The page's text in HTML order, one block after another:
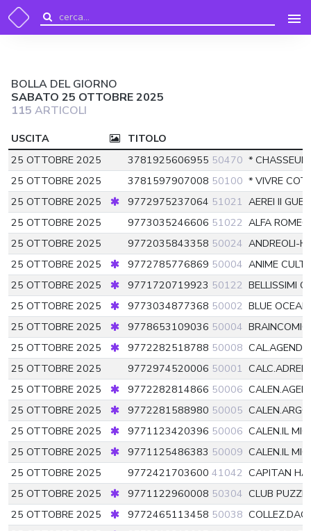
BOLLA DEL GIORNO
SABATO 25 OTTOBRE 2025
115 ARTICOLI
USCITA
TITOLO
25 OTTOBRE 2025
3781925606955 50470 *
25 OTTOBRE 2025
3781597907008 50100 * VIVRE
25 OTTOBRE 2025
9772975237064 51021 AEREI II
25 OTTOBRE 2025
9773035246606 51022 ALFA
25 OTTOBRE 2025
9772035843358 50024 ANDREOLI-
25 OTTOBRE 2025
9772785776869 50004 ANIME CULT
25 OTTOBRE 2025
9771720719923 50122 BELLISSIMI
25 OTTOBRE 2025
9773034877368 50002 BLUE
25 OTTOBRE 2025
9778653109036 50004
25 OTTOBRE 2025
9772282518788 50008
25 OTTOBRE 2025
9772974520006 50001
25 OTTOBRE 2025
9772282814866 50006
25 OTTOBRE 2025
9772281588980 50005
25 OTTOBRE 2025
9771123420396 50006 CALEN.IL
25 OTTOBRE 2025
9771125486383 50009 CALEN.IL
25 OTTOBRE 2025
9772421703600 41042 CAPITAN
25 OTTOBRE 2025
9771122960008 50304 CLUB
25 OTTOBRE 2025
9772465113458 50038